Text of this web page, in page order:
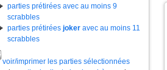
parties prétirées avec au moins 9
scrabbles
parties prétirées joker avec au moins 11
scrabbles
voir/imprimer les parties sélectionnées